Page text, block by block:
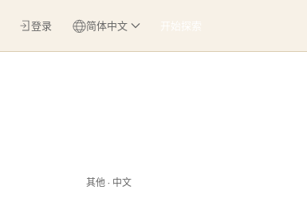
开始探索
登录 简体中文
其他 · 中文